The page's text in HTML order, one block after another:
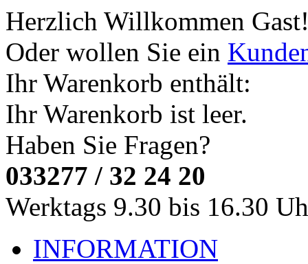
Herzlich Willkommen
Oder wollen Sie ein
Ihr Warenkorb enthält:
Ihr Warenkorb ist leer.
Haben Sie Fragen?
033277 / 32 24 20
Werktags 9.30 bis 16.30
INFORMATION